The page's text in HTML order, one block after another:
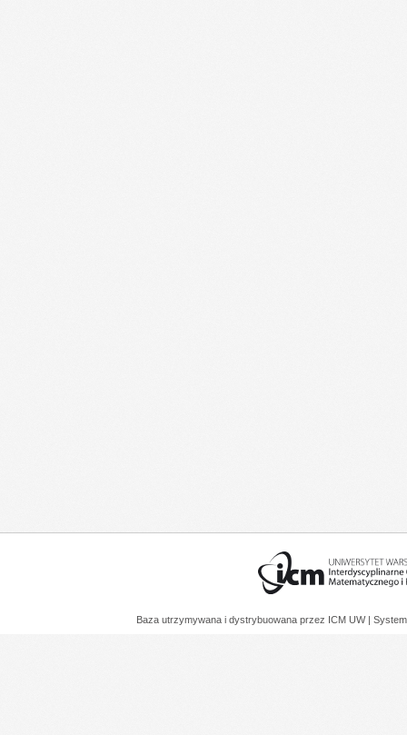
Baza utrzymywana i dystrybuowana przez ICM UW |